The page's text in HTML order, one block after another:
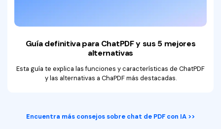
Guía definitiva para ChatPDF y sus 5 mejores
alternativas
Esta guía te explica las funciones y características de ChatPDF
y las alternativas a ChaPDF más destacadas.
Encuentra más consejos sobre chat de PDF con IA >>